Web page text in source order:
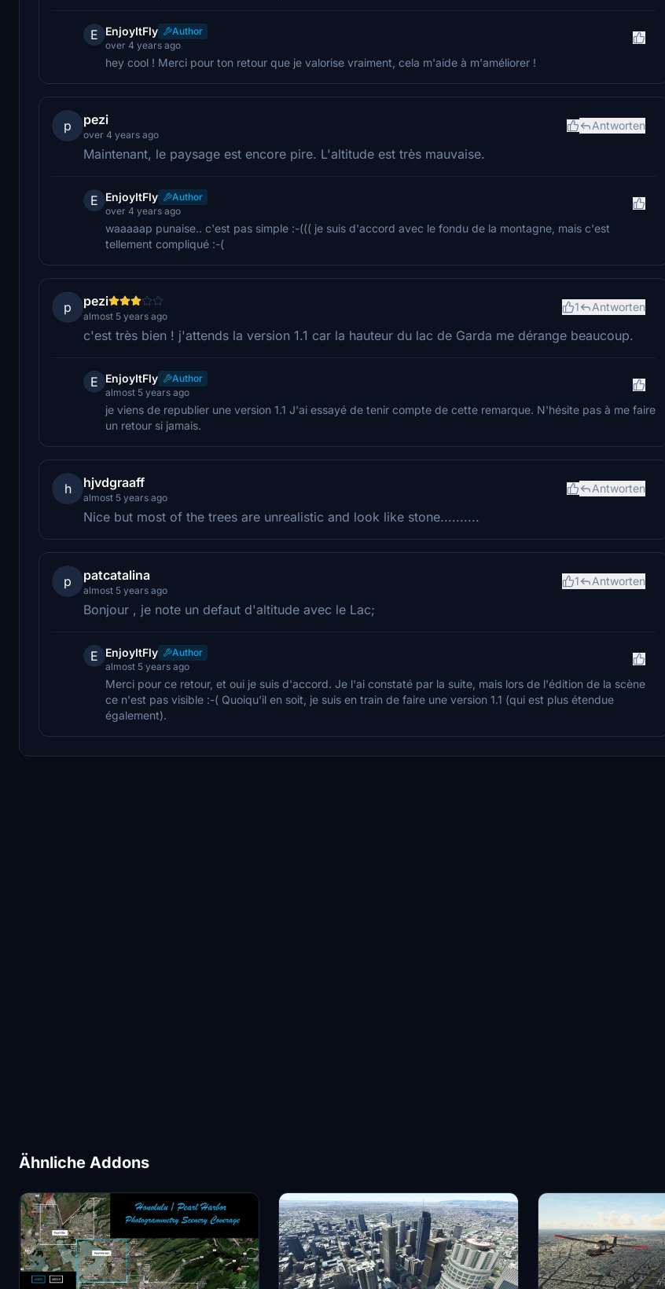
E EnjoyItFly
Author
over 4 years ago
hey cool ! Merci pour ton retour que je valorise vraiment, cela m'aide à m'améliorer !
p pezi
over 4 years ago
Antworten
Maintenant, le paysage est encore pire. L'altitude est très mauvaise.
E EnjoyItFly
Author
over 4 years ago
waaaaap punaise.. c'est pas simple :-((( je suis d'accord avec le fondu de la montagne, mais c'est
tellement compliqué :-(
p pezi
almost 5 years ago
1 Antworten
c'est très bien ! j'attends la version 1.1 car la hauteur du lac de Garda me dérange beaucoup.
E EnjoyItFly
Author
almost 5 years ago
je viens de republier une version 1.1 J'ai essayé de tenir compte de cette remarque. N'hésite pas à me faire
un retour si jamais.
h hjvdgraaff
almost 5 years ago
Antworten
Nice but most of the trees are unrealistic and look like stone..........
p patcatalina
almost 5 years ago
1 Antworten
Bonjour , je note un defaut d'altitude avec le Lac;
E EnjoyItFly
Author
almost 5 years ago
Merci pour ce retour, et oui je suis d'accord. Je l'ai constaté par la suite, mais lors de l'édition de la scène
ce n'est pas visible :-( Quoiqu'il en soit, je suis en train de faire une version 1.1 (qui est plus étendue
également).
Ähnliche Addons